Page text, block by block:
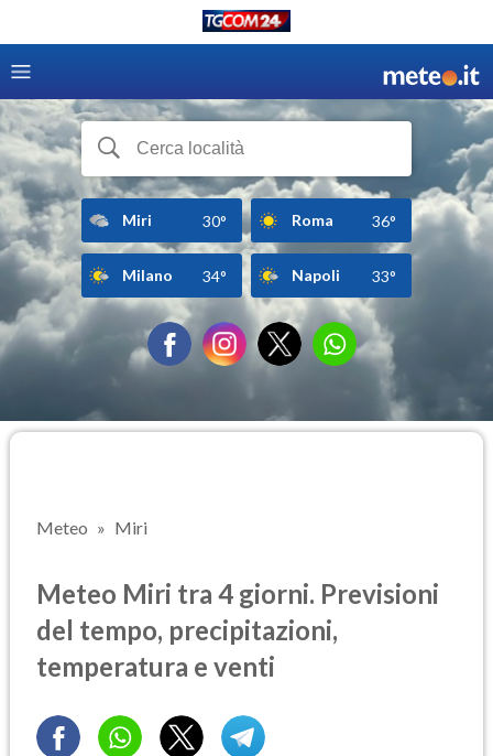
Miri 30° Roma 36°
Milano 34° Napoli 33°
Meteo Miri
Meteo Miri tra 4 giorni. Previsioni
del tempo, precipitazioni,
temperatura e venti